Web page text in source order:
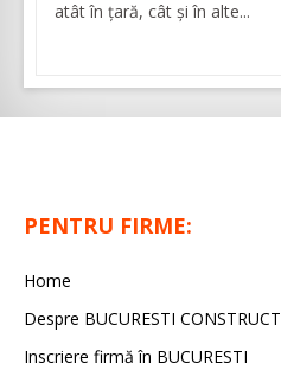
atât în țară, cât și în alte...
PENTRU FIRME:
Home
Despre BUCURESTI CONSTRUCT
Inscriere firmă în BUCURESTI